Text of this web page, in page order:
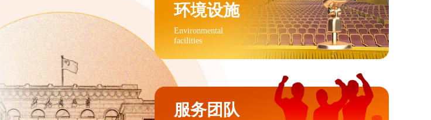
环境设施
Environmental
facilities
服务团队